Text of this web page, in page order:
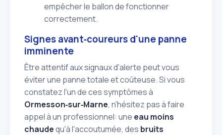
empêcher le ballon de fonctionner
correctement.
Signes avant‑coureurs d'une panne
imminente
Être attentif aux signaux d'alerte peut vous
éviter une panne totale et coûteuse. Si vous
constatez l'un de ces symptômes à
Ormesson‑sur‑Marne, n'hésitez pas à faire
appel à un professionnel: une eau moins
chaudequ'à l'accoutumée, des bruits